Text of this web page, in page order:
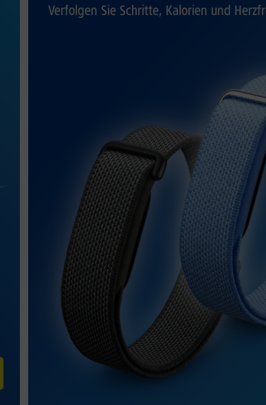
Verfolgen Sie Schritte, Kalorien und